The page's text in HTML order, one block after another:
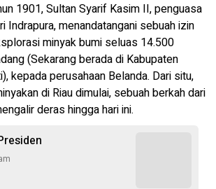
1901, Sultan Syarif Kasim II, penguasa
Indrapura, menandatangani sebuah izin
minyak bumi seluas 14.500
(Sekarang berada di Kabupaten
kepada perusahaan Belanda. Dari situ,
di Riau dimulai, sebuah berkah dari
deras hingga hari ini.